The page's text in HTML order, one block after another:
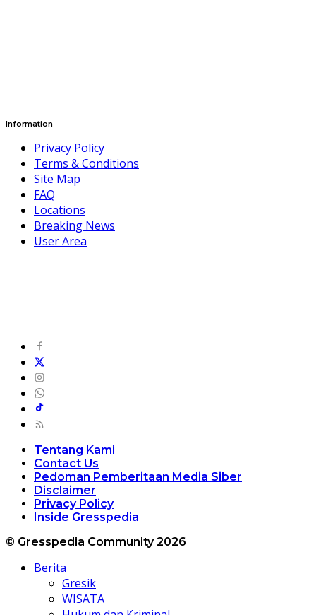
Information
Privacy Policy
Terms & Conditions
Site Map
FAQ
Locations
Breaking News
User Area
Tentang Kami
Contact Us
Pedoman Pemberitaan Media Siber
Disclaimer
Privacy Policy
Inside Gresspedia
© Gresspedia Community 2026
Berita
Gresik
WISATA